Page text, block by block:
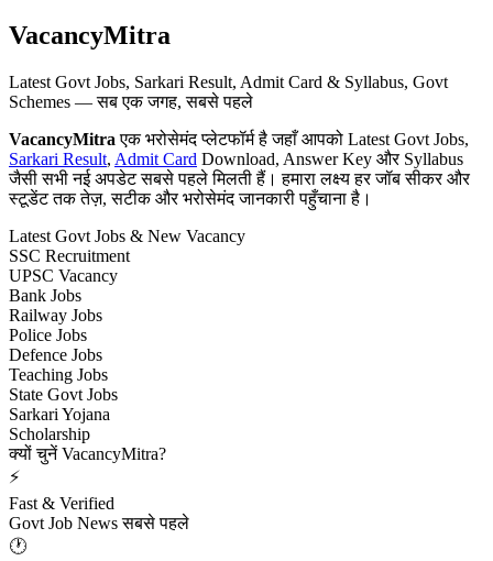
VacancyMitra
Latest Govt Jobs, Sarkari Result, Admit Card & Syllabus, Govt
Schemes — सब एक जगह, सबसे पहले
VacancyMitra एक भरोसेमंद प्लेटफॉर्म है जहाँ आपको Latest Govt Jobs,
Sarkari Result, Admit Card Download, Answer Key और Syllabus
जैसी सभी नई अपडेट सबसे पहले मिलती हैं। हमारा लक्ष्य हर जॉब सीकर और
स्टूडेंट तक तेज़, सटीक और भरोसेमंद जानकारी पहुँचाना है।
Latest Govt Jobs & New Vacancy
SSC Recruitment
UPSC Vacancy
Bank Jobs
Railway Jobs
Police Jobs
Defence Jobs
Teaching Jobs
State Govt Jobs
Sarkari Yojana
Scholarship
क्यों चुनें VacancyMitra?
⚡
Fast & Verified
Govt Job News सबसे पहले
🕐